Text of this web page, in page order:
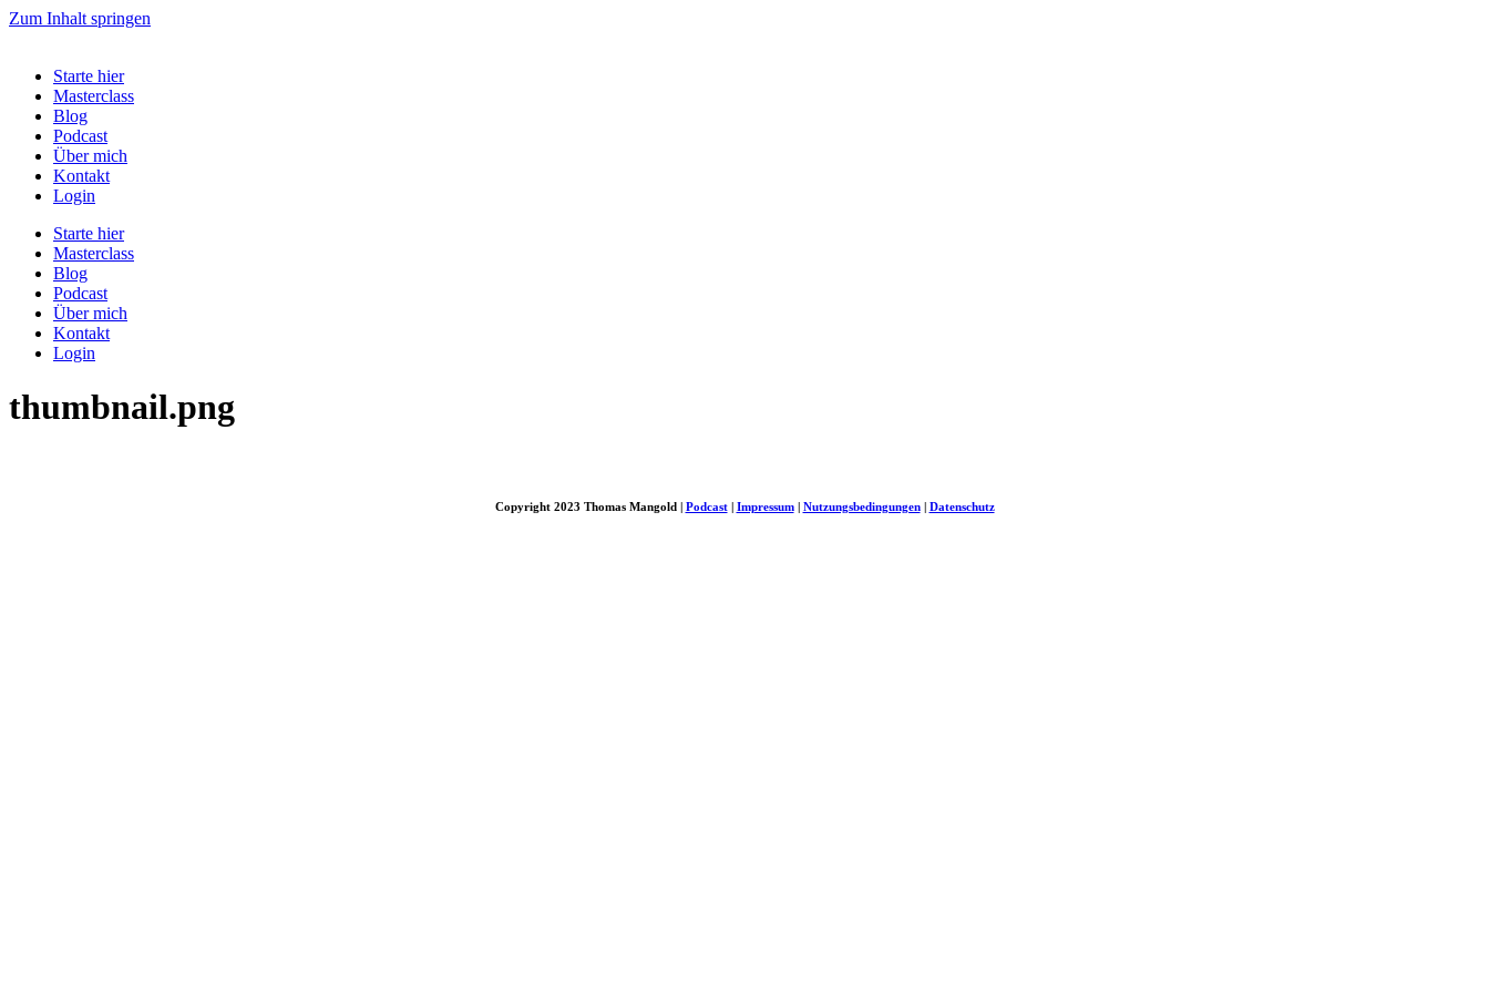
Zum Inhalt springen
Starte hier
Masterclass
Blog
Podcast
Über mich
Kontakt
Login
Starte hier
Masterclass
Blog
Podcast
Über mich
Kontakt
Login
thumbnail.png
Copyright 2023 Thomas Mangold | Podcast| Impressum| Nutzungsbedingungen| Datenschutz